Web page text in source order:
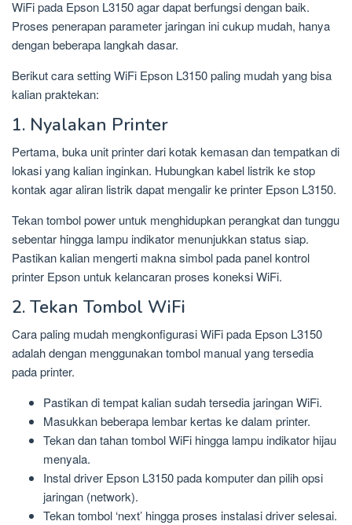
WiFi pada Epson L3150 agar dapat berfungsi dengan baik.
Proses penerapan parameter jaringan ini cukup mudah, hanya
dengan beberapa langkah dasar.
Berikut cara setting WiFi Epson L3150 paling mudah yang bisa
kalian praktekan:
1. Nyalakan Printer
Pertama, buka unit printer dari kotak kemasan dan tempatkan di
lokasi yang kalian inginkan. Hubungkan kabel listrik ke stop
kontak agar aliran listrik dapat mengalir ke printer Epson L3150.
Tekan tombol power untuk menghidupkan perangkat dan tunggu
sebentar hingga lampu indikator menunjukkan status siap.
Pastikan kalian mengerti makna simbol pada panel kontrol
printer Epson untuk kelancaran proses koneksi WiFi.
2. Tekan Tombol WiFi
Cara paling mudah mengkonfigurasi WiFi pada Epson L3150
adalah dengan menggunakan tombol manual yang tersedia
pada printer.
Pastikan di tempat kalian sudah tersedia jaringan WiFi.
Masukkan beberapa lembar kertas ke dalam printer.
Tekan dan tahan tombol WiFi hingga lampu indikator hijau
menyala.
Instal driver Epson L3150 pada komputer dan pilih opsi
jaringan (network).
Tekan tombol ‘next’ hingga proses instalasi driver selesai.